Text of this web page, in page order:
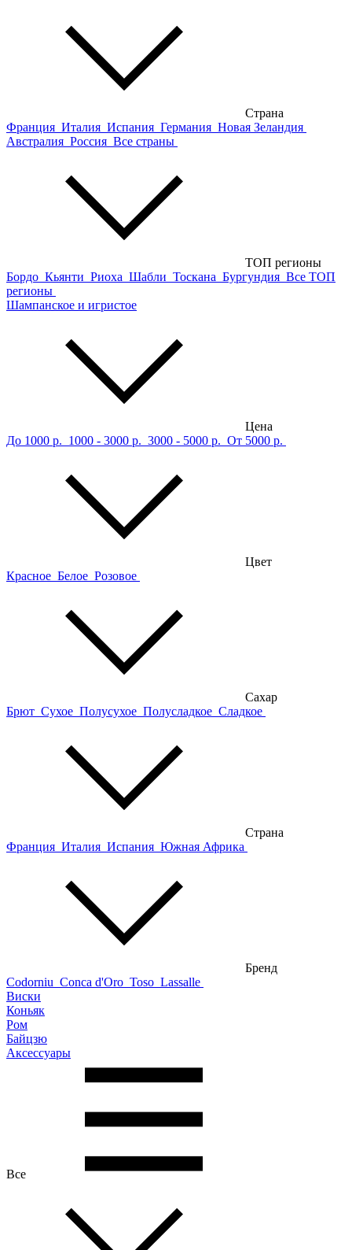
Страна
Франция Италия Испания Германия Новая Зеландия
Австралия Россия Все страны
ТОП регионы
Бордо Кьянти Риоха Шабли Тоскана Бургундия Все ТОП
регионы
Шампанское и игристое
Цена
До 1000 р. 1000 - 3000 р. 3000 - 5000 р. От 5000 р.
Цвет
Красное Белое Розовое
Сахар
Брют Сухое Полусухое Полусладкое Сладкое
Страна
Франция Италия Испания Южная Африка
Бренд
Codorniu Conca d'Oro Toso Lassalle
Виски
Коньяк
Ром
Байцзю
Аксессуары
Все